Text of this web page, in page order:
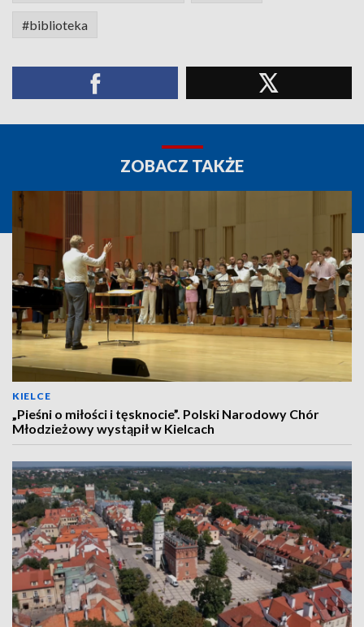
#biblioteka
ZOBACZ TAKŻE
KIELCE
„Pieśni o miłości i tęsknocie”. Polski Narodowy Chór
Młodzieżowy wystąpił w Kielcach